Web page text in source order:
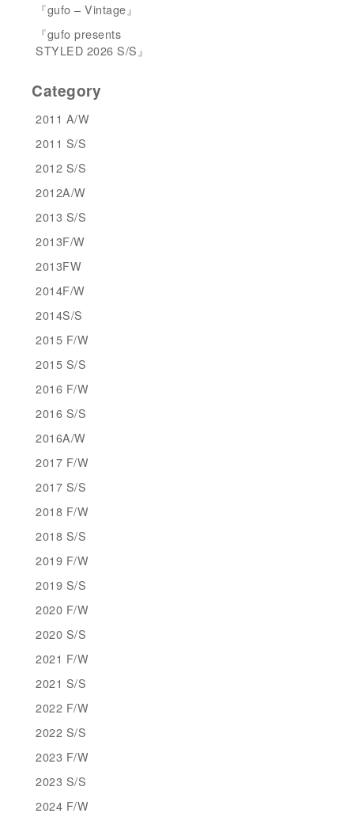
『gufo – Vintage』
『gufo presents
STYLED 2026 S/S』
Category
2011 A/W
2011 S/S
2012 S/S
2012A/W
2013 S/S
2013F/W
2013FW
2014F/W
2014S/S
2015 F/W
2015 S/S
2016 F/W
2016 S/S
2016A/W
2017 F/W
2017 S/S
2018 F/W
2018 S/S
2019 F/W
2019 S/S
2020 F/W
2020 S/S
2021 F/W
2021 S/S
2022 F/W
2022 S/S
2023 F/W
2023 S/S
2024 F/W